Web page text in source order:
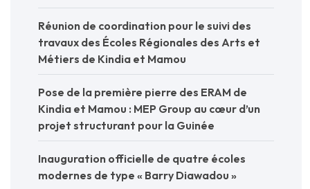
Réunion de coordination pour le suivi des
travaux des Écoles Régionales des Arts et
Métiers de Kindia et Mamou
Pose de la première pierre des ERAM de
Kindia et Mamou : MEP Group au cœur d’un
projet structurant pour la Guinée
Inauguration officielle de quatre écoles
modernes de type « Barry Diawadou »